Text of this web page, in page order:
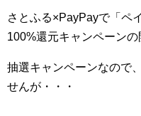
さとふる×PayPayで「ペ
100%還元キャンペーンの
抽選キャンペーンなので
せんが・・・